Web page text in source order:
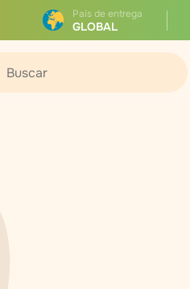
País de entrega
GLOBAL